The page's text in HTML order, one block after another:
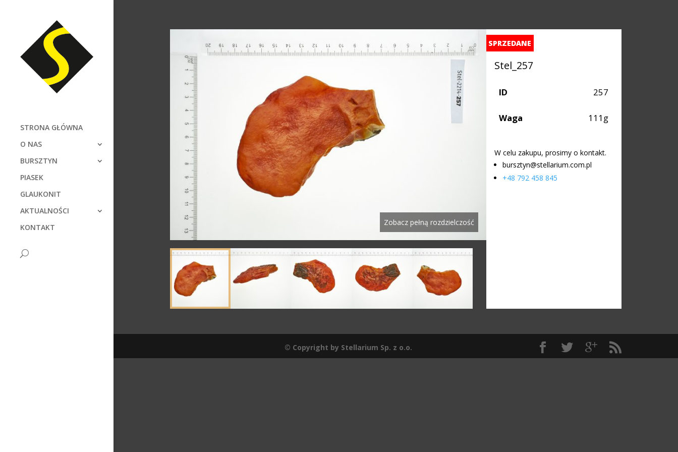
STRONA GŁÓWNA
O NAS
BURSZTYN
PIASEK
GLAUKONIT
AKTUALNOŚCI
KONTAKT
Zobacz pełną rozdzielczość
SPRZEDANE
Stel_257
ID 257
Waga 111g
W celu zakupu, prosimy o kontakt.
bursztyn@stellarium.com.pl
+48 792 458 845
© Copyright by Stellarium Sp. z o.o.